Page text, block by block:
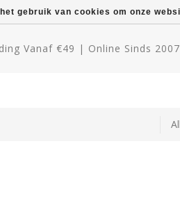
Vanaf €49 | Online Sinds 2007
gebruik van cookies om onze